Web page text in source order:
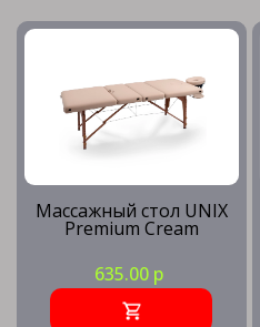
Массажный стол UNIX
Premium Cream
635.00 р